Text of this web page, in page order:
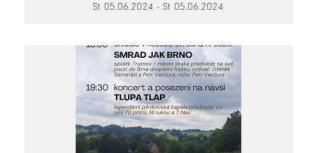
St 05.06.2024 - St 05.06.2024